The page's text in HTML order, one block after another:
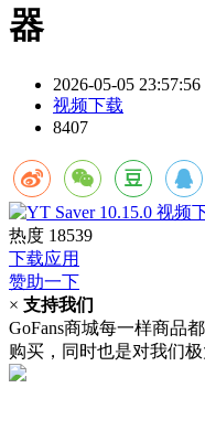
器
2026-05-05 23:57:56
视频下载
8407
热度 18539
下载应用
赞助一下
× 支持我们
GoFans商城每一样商品
购买，同时也是对我们极